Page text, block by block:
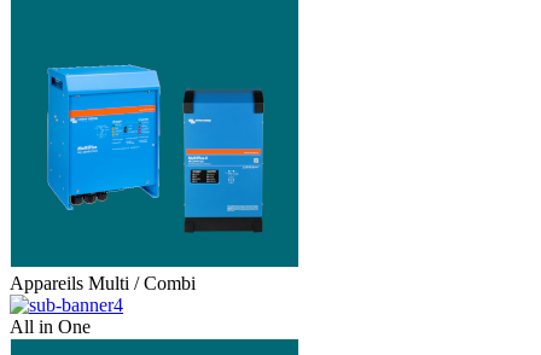
Appareils Multi / Combi
All in One